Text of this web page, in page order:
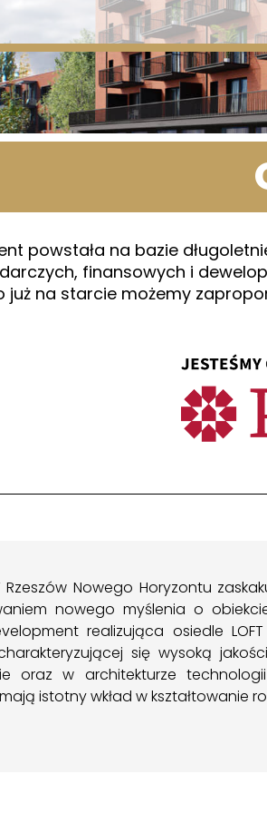
powstała na bazie
finansowych i
już na starcie możemy
Rzeszów Nowego Horyzontu
nowego myślenia o
realizująca osiedle
się wysoką
oraz w architekturze
istotny wkład w kształtowanie